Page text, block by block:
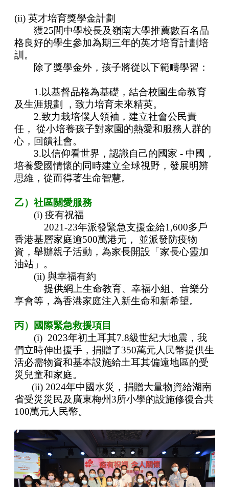
(ii) 英才培育獎學金計劃
獲25間中學校長及嶺南大學推薦數百名品
格良好的學生參加為期三年的英才培育計劃培
訓。
除了獎學金外，孩子將從以下範疇學習：
1.以基督品格為基礎，結合校園生命教育
及生涯規劃 ，致力培育未來精英。
2.致力栽培僕人領袖，建立社會公民責
任， 從小培養孩子對家園的熱愛和服務人群的
心，回饋社會。
3.以信仰看世界，認識自己的國家 - 中國，
培養愛國情懷的同時建立全球視野，發展明辨
思維， 從而得著生命智慧。
乙）社區關愛服務
(i) 疫有祝福
2021-23年派發緊急支援金給1,600多戶
香港基層家庭逾500萬港元， 並派發防疫物
資， 舉辦親子活動，為家長開設「家長心靈加
油站」。
(ii) 與幸福有約
提供網上生命教育、幸福小組、音樂分
享會等，為香港家庭注入新生命和新希望。
丙）國際緊急救援項目
(i) 2023年初土耳其7.8級世紀大地震，我
們立時伸出援手，捐贈了350萬元人民幣提供生
活必需物資和基本設施給土耳其偏遠地區的受
災兒童和家庭。
(ii) 2024年中國水災，捐贈大量物資給湖南
省受災災民及廣東梅州3所小學的設施修復合共
100萬元人民幣。